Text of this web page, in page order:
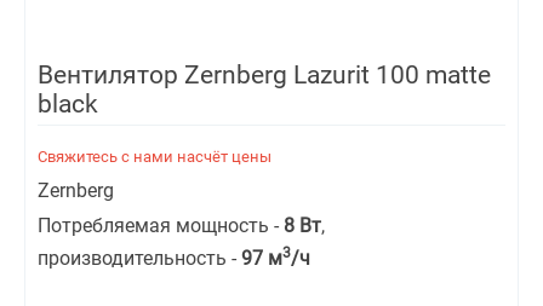
Вентилятор Zernberg Lazurit 100 matte
black
Свяжитесь с нами насчёт цены
Zernberg
Потребляемая мощность - 8 Вт,
производительность - 97 м3/ч